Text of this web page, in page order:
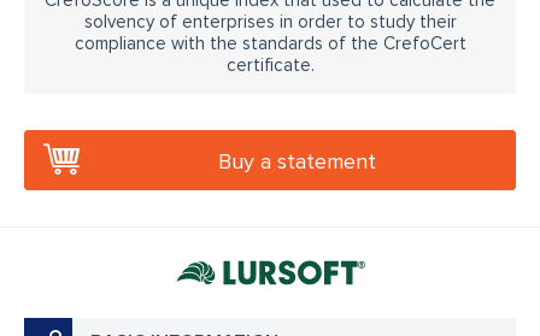
solvency of enterprises in order to study their
compliance with the standards of the CrefoCert
certificate.
Buy a statement